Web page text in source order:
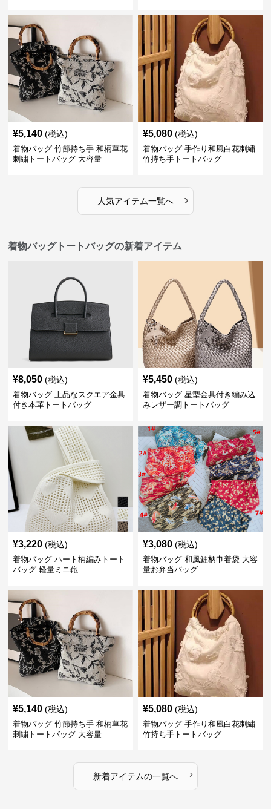
¥5,140 (税込)
着物バッグ 竹節持ち手 和柄草花
刺繍トートバッグ 大容量
¥5,080 (税込)
着物バッグ 手作り和風白花刺繍
竹持ち手トートバッグ
人気アイテム一覧へ ›
着物バッグトートバッグの新着アイテム
¥8,050 (税込)
着物バッグ 上品なスクエア金具
付き本革トートバッグ
¥5,450 (税込)
着物バッグ 星型金具付き編み込
みレザー調トートバッグ
¥3,220 (税込)
着物バッグ ハート柄編みトート
バッグ 軽量ミニ鞄
¥3,080 (税込)
着物バッグ 和風鯉柄巾着袋 大容
量お弁当バッグ
¥5,140 (税込)
着物バッグ 竹節持ち手 和柄草花
刺繍トートバッグ 大容量
¥5,080 (税込)
着物バッグ 手作り和風白花刺繍
竹持ち手トートバッグ
新着アイテムの一覧へ ›